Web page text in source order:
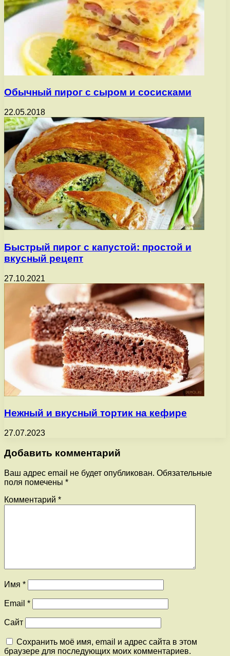
Обычный пирог с сыром и сосисками
22.05.2018
Быстрый пирог с капустой: простой и
вкусный рецепт
27.10.2021
Нежный и вкусный тортик на кефире
27.07.2023
Добавить комментарий
Ваш адрес email не будет опубликован. Обязательные
поля помечены *
Комментарий *
Имя *
Email *
Сайт
Сохранить моё имя, email и адрес сайта в этом
браузере для последующих моих комментариев.